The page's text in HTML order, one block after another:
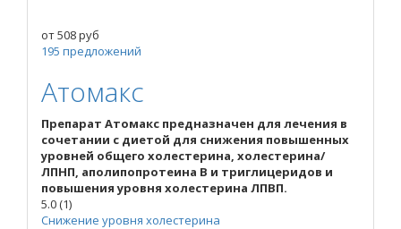
от508руб
195 предложений
Атомакс
Препарат Атомакс предназначен для лечения в
сочетании с диетой для снижения повышенных
уровней общего холестерина, холестерина/
ЛПНП, аполипопротеина В и триглицеридов и
повышения уровня холестерина ЛПВП.
5.0(1)
Снижение уровня холестерина